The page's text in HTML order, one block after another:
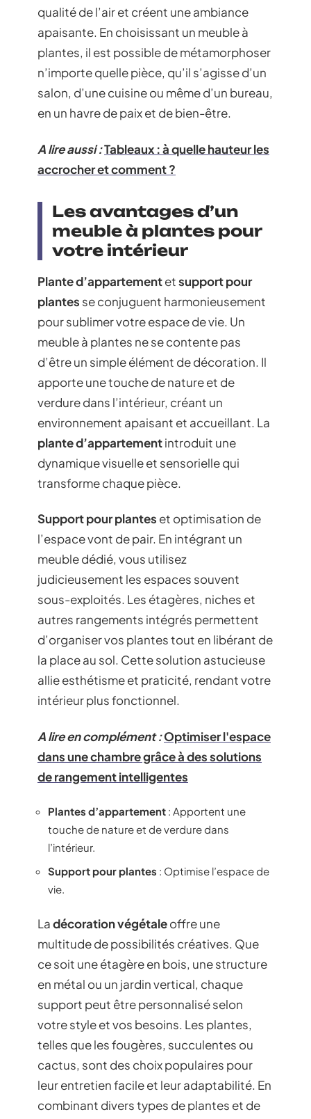
qualité de l’air et créent une ambiance
apaisante. En choisissant un meuble à
plantes, il est possible de métamorphoser
n’importe quelle pièce, qu’il s’agisse d’un
salon, d’une cuisine ou même d’un bureau,
en un havre de paix et de bien-être.
A lire aussi :Tableaux : à quelle hauteur les
accrocher et comment ?
Les avantages d’un
meuble à plantes pour
votre intérieur
Plante d’appartementetsupport pour
plantes se conjuguent harmonieusement
pour sublimer votre espace de vie. Un
meuble à plantes ne se contente pas
d’être un simple élément de décoration. Il
apporte une touche de nature et de
verdure dans l’intérieur, créant un
environnement apaisant et accueillant. La
plante d’appartementintroduit une
dynamique visuelle et sensorielle qui
transforme chaque pièce.
Support pour plantes et optimisation de
l’espace vont de pair. En intégrant un
meuble dédié, vous utilisez
judicieusement les espaces souvent
sous-exploités. Les étagères, niches et
autres rangements intégrés permettent
d’organiser vos plantes tout en libérant de
la place au sol. Cette solution astucieuse
allie esthétisme et praticité, rendant votre
intérieur plus fonctionnel.
A lire en complément :Optimiser l'espace
dans une chambre grâce à des solutions
de rangement intelligentes
Plantes d’appartement : Apportent une
touche de nature et de verdure dans
l’intérieur.
Support pour plantes : Optimise l’espace de
vie.
Ladécoration végétaleoffre une
multitude de possibilités créatives. Que
ce soit une étagère en bois, une structure
en métal ou un jardin vertical, chaque
support peut être personnalisé selon
votre style et vos besoins. Les plantes,
telles que les fougères, succulentes ou
cactus, sont des choix populaires pour
leur entretien facile et leur adaptabilité. En
combinant divers types de plantes et de